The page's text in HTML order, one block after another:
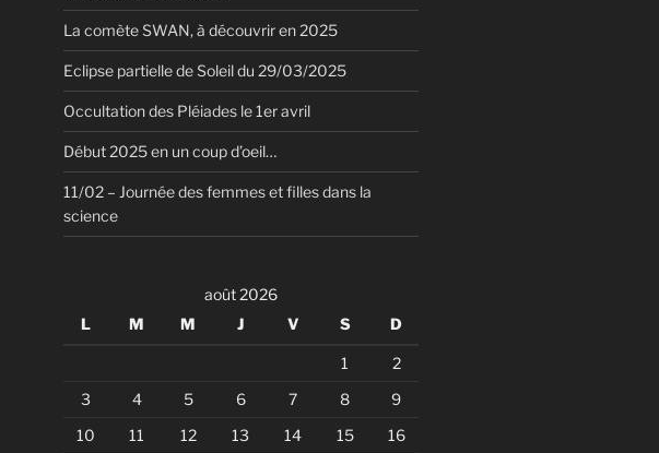
La comète SWAN, à découvrir en 2025
Eclipse partielle de Soleil du 29/03/2025
Occultation des Pléiades le 1er avril
Début 2025 en un coup d’oeil…
11/02 – Journée des femmes et filles dans la
science
août 2026
L
M M J V S D
1
2
3
4 5 6 7 8
9
10
11 12 13 14 15
16